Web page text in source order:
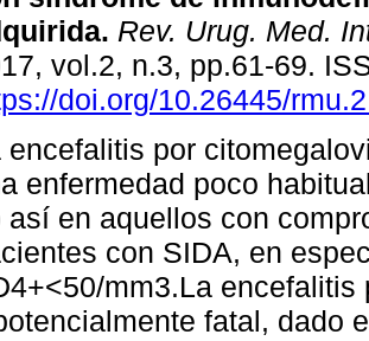
Rev. Urug. Med.
vol.2, n.3, pp.61-69.
doi.org/10.26445/
encefalitis por
enfermedad poco
así en aquellos con
con SIDA, en
mm3.La
fatal, dado